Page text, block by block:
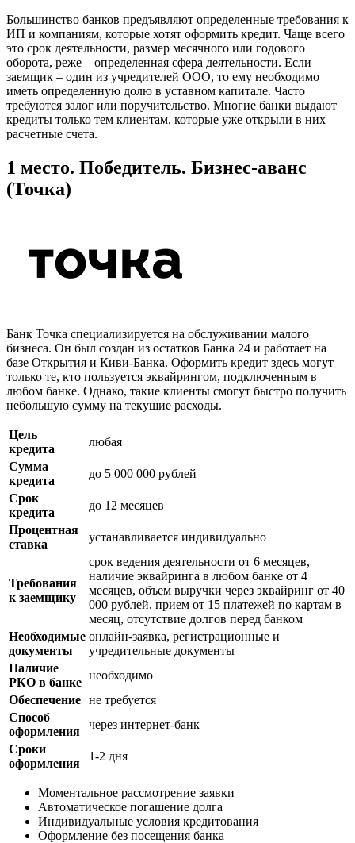
Большинство банков предъявляют определенные требования к
ИП и компаниям, которые хотят оформить кредит. Чаще всего
это срок деятельности, размер месячного или годового
оборота, реже – определенная сфера деятельности. Если
заемщик – один из учредителей ООО, то ему необходимо
иметь определенную долю в уставном капитале. Часто
требуются залог или поручительство. Многие банки выдают
кредиты только тем клиентам, которые уже открыли в них
расчетные счета.
1 место. Победитель. Бизнес-аванс
(Точка)
Банк Точка специализируется на обслуживании малого
бизнеса. Он был создан из остатков Банка 24 и работает на
базе Открытия и Киви-Банка. Оформить кредит здесь могут
только те, кто пользуется эквайрингом, подключенным в
любом банке. Однако, такие клиенты смогут быстро получить
небольшую сумму на текущие расходы.
Цель
кредита
любая
Сумма
кредита
до 5 000 000 рублей
Срок
кредита
до 12 месяцев
Процентная
ставка
устанавливается индивидуально
Требования
к заемщику
срок ведения деятельности от 6 месяцев,
наличие эквайринга в любом банке от 4
месяцев, объем выручки через эквайринг от 40
000 рублей, прием от 15 платежей по картам в
месяц, отсутствие долгов перед банком
Необходимые
документы
онлайн-заявка, регистрационные и
учредительные документы
Наличие
РКО в банке
необходимо
Обеспечение не требуется
Способ
оформления
через интернет-банк
Сроки
оформления
1-2 дня
Моментальное рассмотрение заявки
Автоматическое погашение долга
Индивидуальные условия кредитования
Оформление без посещения банка